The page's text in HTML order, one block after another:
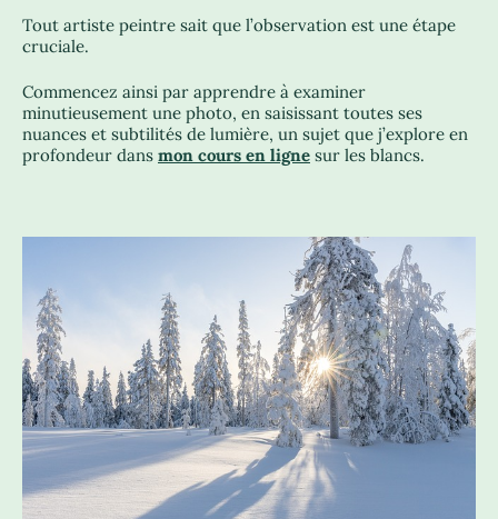
Tout artiste peintre sait que l’observation est une étape
cruciale.
Commencez ainsi par apprendre à examiner
minutieusement une photo, en saisissant toutes ses
nuances et subtilités de lumière, un sujet que j’explore en
profondeur dans mon cours en ligne sur les blancs.